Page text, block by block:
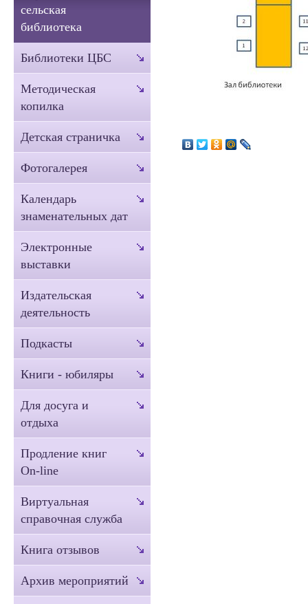
сельская
библиотека
Библиотеки ЦБС
Методическая
копилка
Детская страничка
Фотогалерея
Календарь
знаменательных дат
Электронные
выставки
Издательская
деятельность
Подкасты
Книги - юбиляры
Для досуга и
отдыха
Продление книг
On-line
Виртуальная
справочная служба
Книга отзывов
Архив мероприятий